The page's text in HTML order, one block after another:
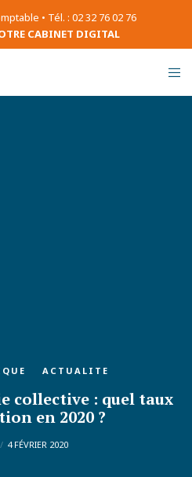
• Tél. : 02 32 76 02 76
CABINET DIGITAL
ACTUALITE
collective : quel taux
en 2020 ?
4 FÉVRIER 2020